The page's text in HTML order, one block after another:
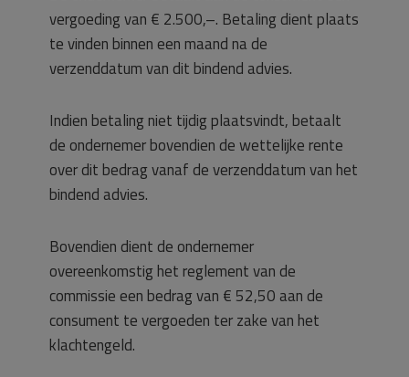
vergoeding van € 2.500,–. Betaling dient plaats
te vinden binnen een maand na de
verzenddatum van dit bindend advies.
Indien betaling niet tijdig plaatsvindt, betaalt
de ondernemer bovendien de wettelijke rente
over dit bedrag vanaf de verzenddatum van het
bindend advies.
Bovendien dient de ondernemer
overeenkomstig het reglement van de
commissie een bedrag van € 52,50 aan de
consument te vergoeden ter zake van het
klachtengeld.